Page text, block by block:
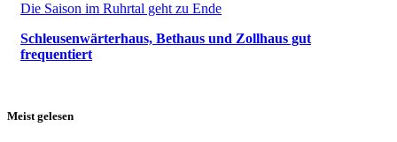
Die Saison im Ruhrtal geht zu Ende
Schleusenwärterhaus, Bethaus und Zollhaus gut
frequentiert
Meist gelesen